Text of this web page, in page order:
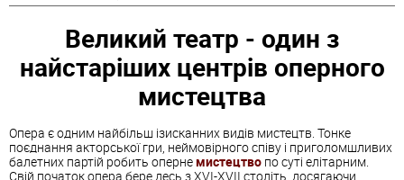
Великий театр - один з
найстаріших центрів оперного
мистецтва
Опера є одним найбільш ізисканних видів мистецтв. Тонке
поєднання акторської гри, неймовірного співу і приголомшливих
балетних партій робить опернемистецтво по суті елітарним.
Свій початок опера бере десь з XVI-XVII століть, досягаючи